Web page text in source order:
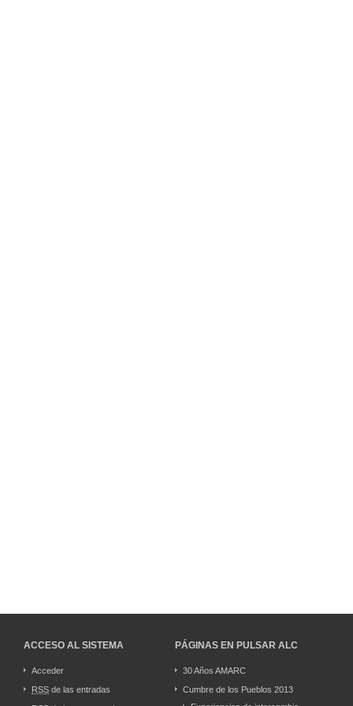
ACCESO AL SISTEMA
Acceder
RSS de las entradas
PÁGINAS EN PULSAR ALC
30 Años AMARC
Cumbre de los Pueblos 2013